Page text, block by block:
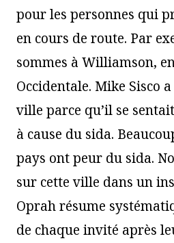
pour les personnes qui
en cours de route. Par
sommes à Williamson,
Occidentale. Mike Sisco
ville parce qu’il se
à cause du sida.
pays ont peur du sida.
sur cette ville dans un
Oprah résume
de chaque invité après